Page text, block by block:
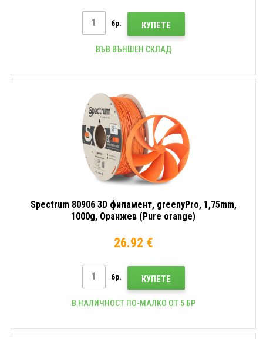
бр. КУПЕТЕ
ВЪВ ВЪНШЕН СКЛАД
Spectrum 80906 3D филамент, greenyPro, 1,75mm,
1000g, Оранжев (Pure orange)
26.92 €
бр. КУПЕТЕ
В НАЛИЧНОСТ ПО-МАЛКО ОТ 5 БР